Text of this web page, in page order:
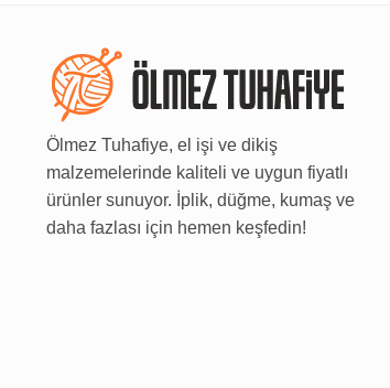
Ölmez Tuhafiye, el işi ve dikiş
malzemelerinde kaliteli ve uygun fiyatlı
ürünler sunuyor. İplik, düğme, kumaş ve
daha fazlası için hemen keşfedin!